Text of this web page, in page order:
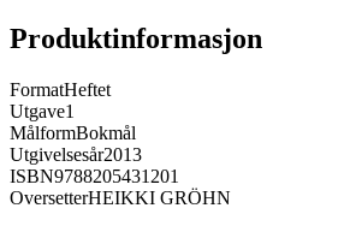
Produktinformasjon
FormatHeftet
Utgave1
MålformBokmål
Utgivelsesår2013
ISBN9788205431201
OversetterHEIKKI GRÖHN